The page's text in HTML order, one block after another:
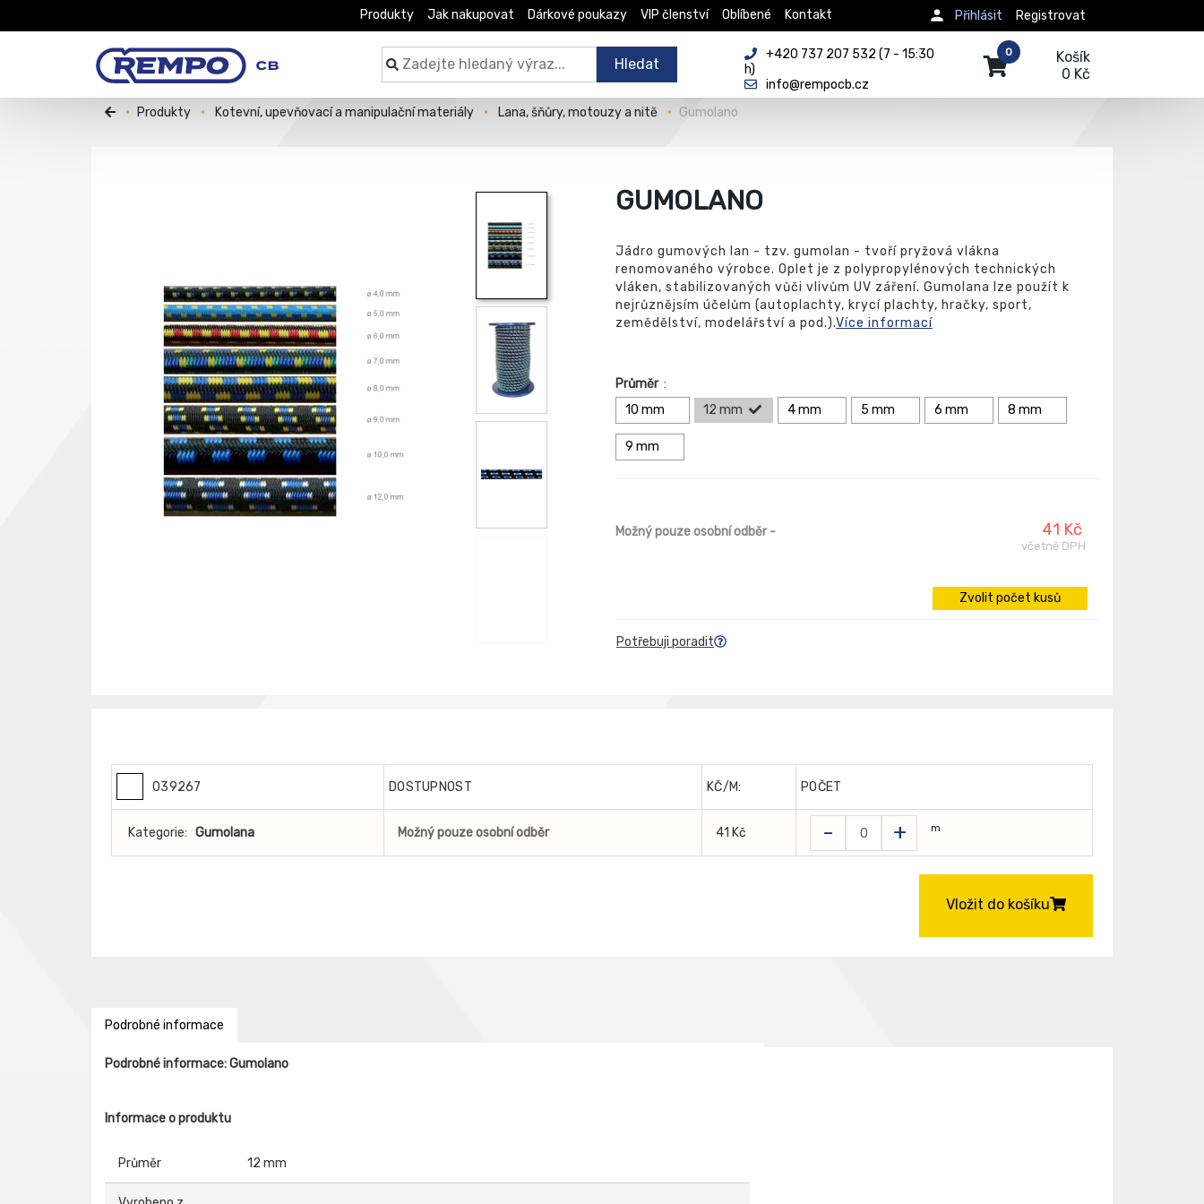
Produkty Jak nakupovat Dárkové poukazy VIP členství Oblíbené Kontakt Registrovat
Přihlásit
Hledat
+420 737 207 532 (7 - 15:30
h)
info@rempocb.cz
Košík
0 Kč
0
Produkty Kotevní, upevňovací a manipulační materiály Lana, šňůry, motouzy a nitě Gumolano
GUMOLANO
Jádro gumových lan - tzv. gumolan - tvoří pryžová vlákna
renomovaného výrobce. Oplet je z polypropylénových technických
vláken, stabilizovaných vůči vlivům UV záření. Gumolana lze použít k
nejrůznějsím účelům (autoplachty, krycí plachty, hračky, sport,
zemědělství, modelářství a pod.).Více informací
Průměr :
10 mm
12 mm 4 mm 5 mm 6 mm 8 mm
9 mm
Možný pouze osobní odběr- 41 Kč
včetně DPH
Zvolit počet kusů
Potřebuji poradit
039267 DOSTUPNOST KČ/M: POČET
Kategorie: Gumolana Možný pouze osobní odběr 41 Kč - + m
Vložit do košíku
Podrobné informace
Podrobné informace: Gumolano
Informace o produktu
Průměr 12 mm